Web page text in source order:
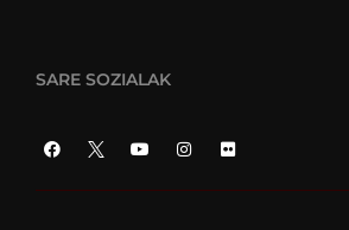
SARE SOZIALAK